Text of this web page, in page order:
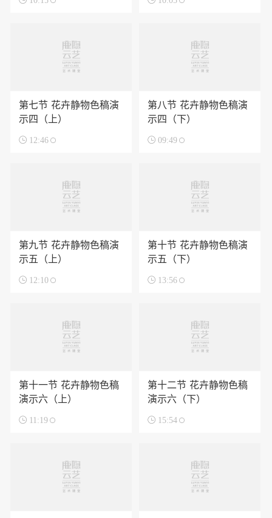
第七节 花卉静物色稿演
示四（上）
 12:46
第八节 花卉静物色稿演
示四（下）
 09:49
第九节 花卉静物色稿演
示五（上）
 12:10
第十节 花卉静物色稿演
示五（下）
 13:56
第十一节 花卉静物色稿
演示六（上）
 11:19
第十二节 花卉静物色稿
演示六（下）
 15:54